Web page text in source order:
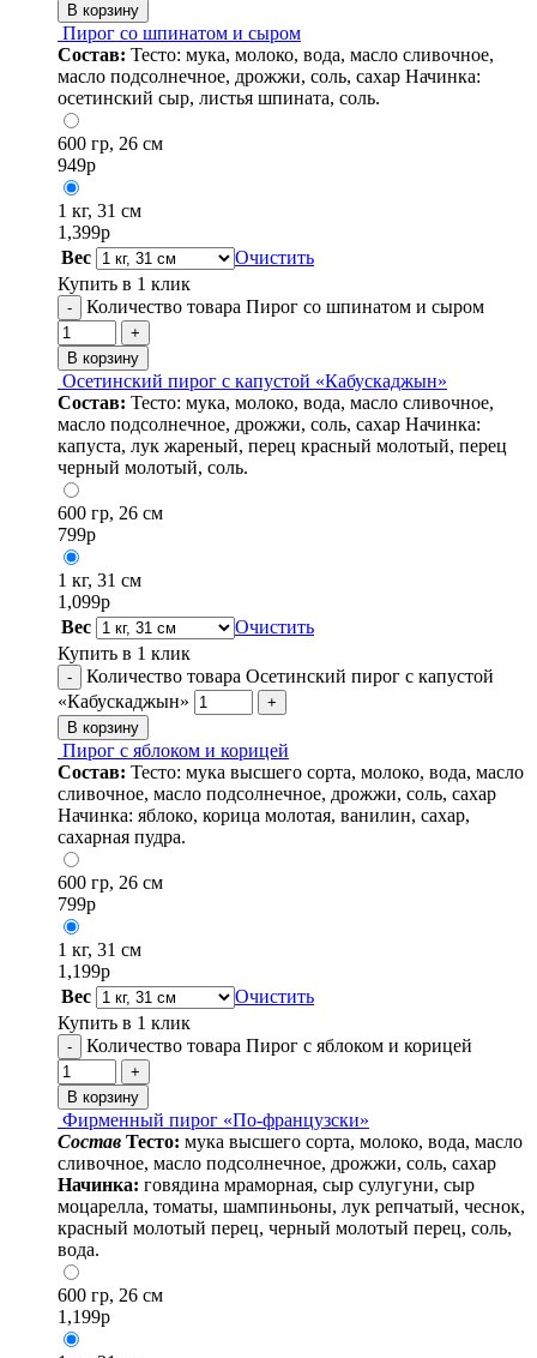
В корзину
Пирог со шпинатом и сыром
Состав: Тесто: мука, молоко, вода, масло сливочное,
масло подсолнечное, дрожжи, соль, сахар Начинка:
осетинский сыр, листья шпината, соль.
600 гр, 26 см
949р
1 кг, 31 см
1,399р
Вес
Очистить
Купить в 1 клик
- Количество товара Пирог со шпинатом и сыром
+
В корзину
Осетинский пирог с капустой «Кабускаджын»
Состав: Тесто: мука, молоко, вода, масло сливочное,
масло подсолнечное, дрожжи, соль, сахар Начинка:
капуста, лук жареный, перец красный молотый, перец
черный молотый, соль.
600 гр, 26 см
799р
1 кг, 31 см
1,099р
Вес
Очистить
Купить в 1 клик
-
Количество товара Осетинский пирог с капустой
«Кабускаджын»
+
В корзину
Пирог с яблоком и корицей
Состав: Тесто: мука высшего сорта, молоко, вода, масло
сливочное, масло подсолнечное, дрожжи, соль, сахар
Начинка: яблоко, корица молотая, ванилин, сахар,
сахарная пудра.
600 гр, 26 см
799р
1 кг, 31 см
1,199р
Вес
Очистить
Купить в 1 клик
- Количество товара Пирог с яблоком и корицей
+
В корзину
Фирменный пирог «По-французски»
Cостав Тесто: мука высшего сорта, молоко, вода, масло
сливочное, масло подсолнечное, дрожжи, соль, сахар
Начинка: говядина мраморная, сыр сулугуни, сыр
моцарелла, томаты, шампиньоны, лук репчатый, чеснок,
красный молотый перец, черный молотый перец, соль,
вода.
600 гр, 26 см
1,199р